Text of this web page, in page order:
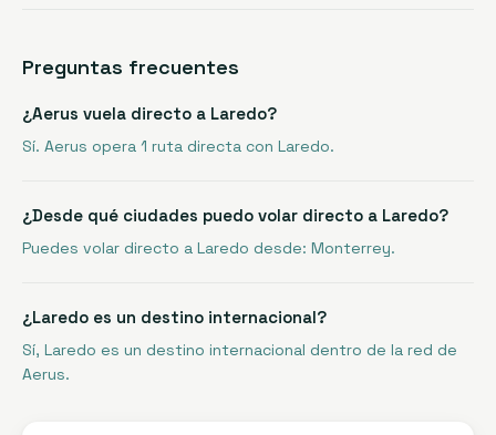
Preguntas frecuentes
¿Aerus vuela directo a Laredo?
Sí. Aerus opera 1 ruta directa con Laredo.
¿Desde qué ciudades puedo volar directo a Laredo?
Puedes volar directo a Laredo desde: Monterrey.
¿Laredo es un destino internacional?
Sí, Laredo es un destino internacional dentro de la red de
Aerus.